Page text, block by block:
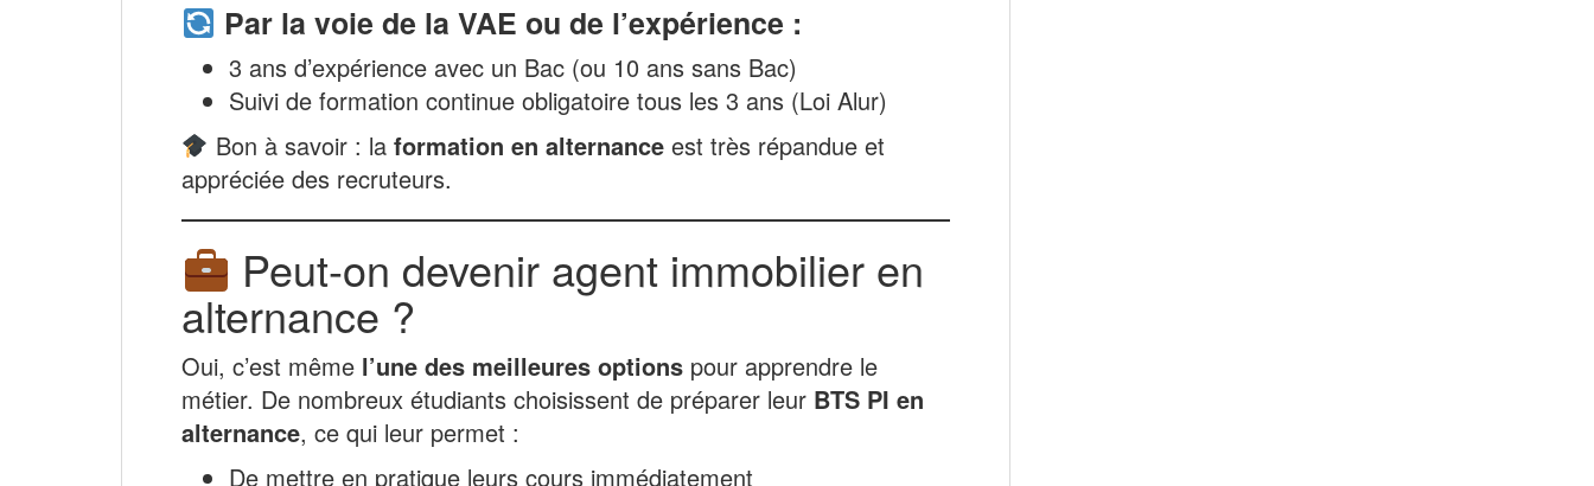
Par la voie de la VAE ou de l’expérience :
3 ans d’expérience avec un Bac (ou 10 ans sans Bac)
Suivi de formation continue obligatoire tous les 3 ans (Loi Alur)
Bon à savoir : la formation en alternanceest très répandue et
appréciée des recruteurs.
Peut-on devenir agent immobilier en
alternance ?
Oui, c’est même l’une des meilleures options pour apprendre le
métier. De nombreux étudiants choisissent de préparer leur BTS PI en
alternance, ce qui leur permet :
De mettre en pratique leurs cours immédiatement